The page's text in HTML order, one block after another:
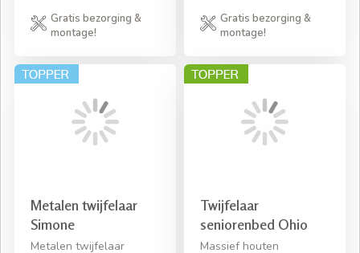
Gratis bezorging &
montage!
Gratis bezorging &
montage!
Metalen twijfelaar
Simone
Metalen twijfelaar
Twijfelaar
seniorenbed Ohio
Massief houten